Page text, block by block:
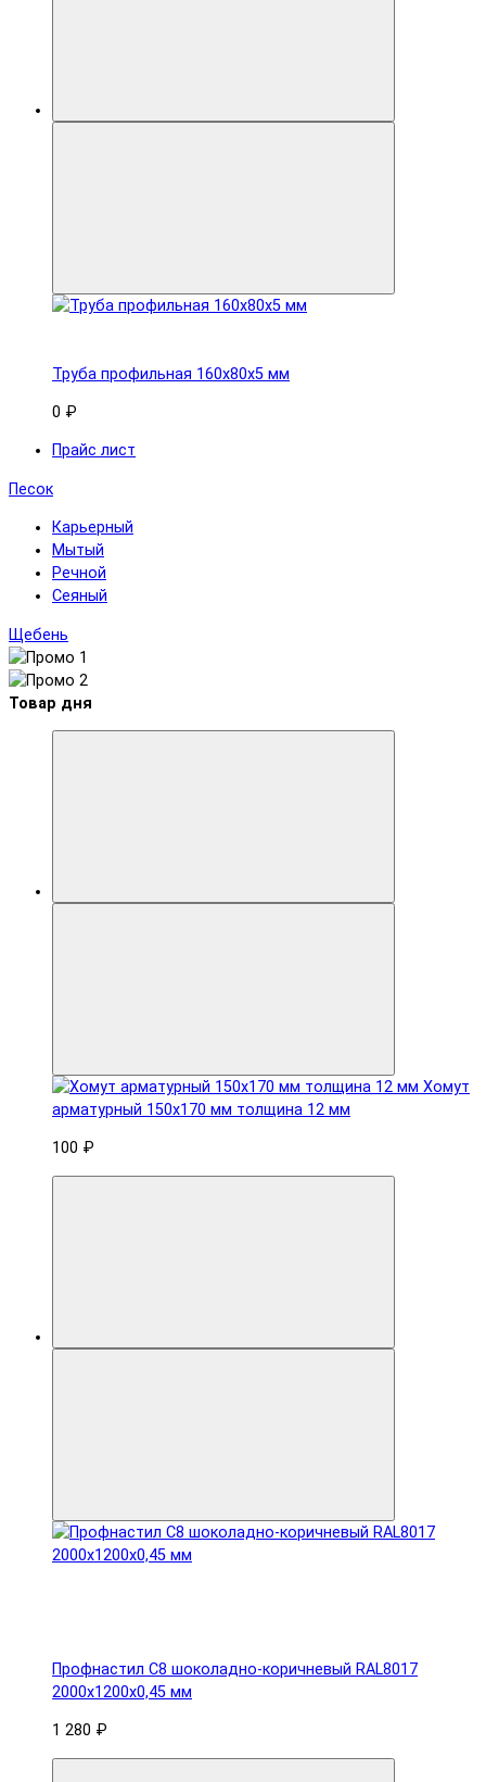
Труба профильная 160x80х5 мм
0 ₽
Прайс лист
Песок
Карьерный
Мытый
Речной
Сеяный
Щебень
Товар дня
Хомут
арматурный 150x170 мм толщина 12 мм
100 ₽
Профнастил С8 шоколадно-коричневый RAL8017
2000х1200х0,45 мм
1 280 ₽